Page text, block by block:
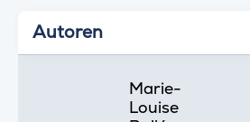
Autoren
Marie-
Louise